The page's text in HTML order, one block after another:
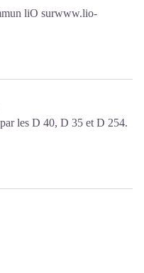
liO surwww.lio-
les D 40, D 35 et D 254.